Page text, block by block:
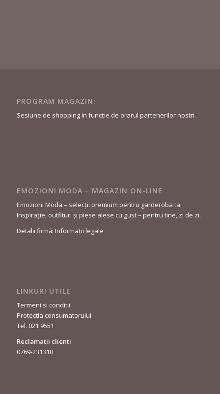
PROGRAM MAGAZIN:
Sesiune de shopping in funcție de orarul partenerilor nostri.
EMOZIONI MODA – MAGAZIN ON-LINE
Emozioni Moda – selecții premium pentru garderoba ta.
Inspirație, outfituri și piese alese cu gust – pentru tine, zi de zi.
Detalii firmă: Informații legale
LINKURI UTILE
Termeni si conditii
Protectia consumatorului
Tel. 021 9551
Reclamatii clienti
0769-231310